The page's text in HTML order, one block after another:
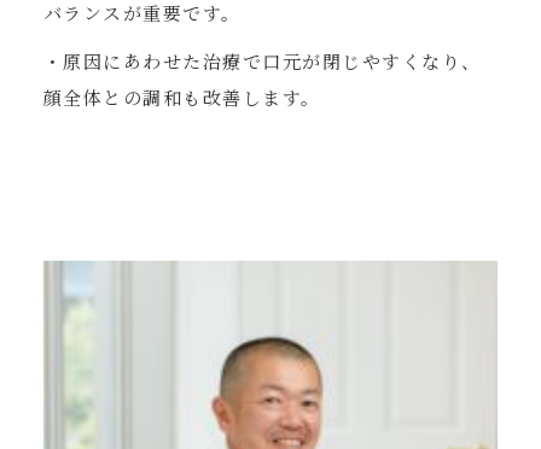
バランスが重要です。
・原因にあわせた治療で口元が閉じやすくなり、
顔全体との調和も改善します。